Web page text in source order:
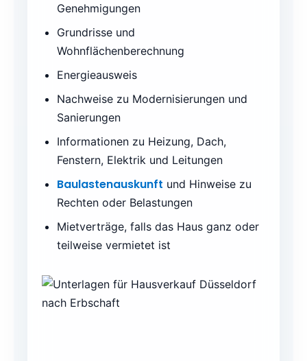
Genehmigungen
Grundrisse und
Wohnflächenberechnung
Energieausweis
Nachweise zu Modernisierungen und
Sanierungen
Informationen zu Heizung, Dach,
Fenstern, Elektrik und Leitungen
Baulastenauskunft und Hinweise zu
Rechten oder Belastungen
Mietverträge, falls das Haus ganz oder
teilweise vermietet ist